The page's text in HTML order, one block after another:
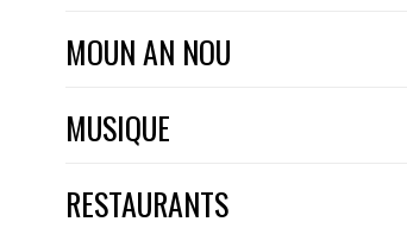
MOUN AN NOU
MUSIQUE
RESTAURANTS